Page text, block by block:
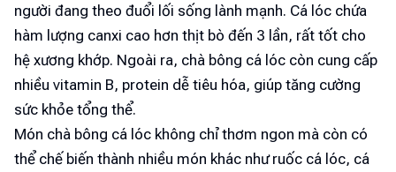
người đang theo đuổi lối sống lành mạnh. Cá lóc chứa
hàm lượng canxi cao hơn thịt bò đến 3 lần, rất tốt cho
hệ xương khớp. Ngoài ra, chà bông cá lóc còn cung cấp
nhiều vitamin B, protein dễ tiêu hóa, giúp tăng cường
sức khỏe tổng thể.
Món chà bông cá lóc không chỉ thơm ngon mà còn có
thể chế biến thành nhiều món khác như ruốc cá lóc, cá